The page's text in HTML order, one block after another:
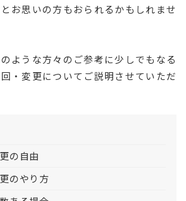
お思いの方もおられるかもしれませ
ような方々のご参考に少しでもなる
・変更についてご説明させていただ
の自由
のやり方